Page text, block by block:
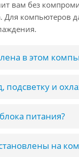
вам без
Для компьютеров
в этом
подсветку и
питания?
на